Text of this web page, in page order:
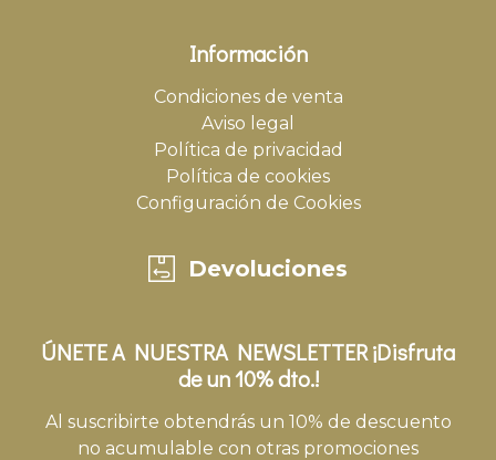
Información
Condiciones de venta
Aviso legal
Política de privacidad
Política de cookies
Configuración de Cookies
Devoluciones
ÚNETE A NUESTRA NEWSLETTER ¡Disfruta
de un 10% dto.!
Al suscribirte obtendrás un 10% de descuento
no acumulable con otras promociones